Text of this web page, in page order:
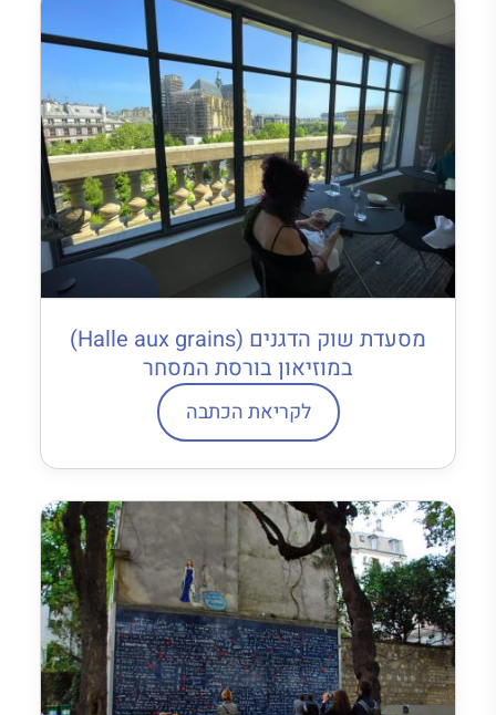
מסעדת שוק הדגנים (Halle aux grains)
במוזיאון בורסת המסחר
לקריאת הכתבה